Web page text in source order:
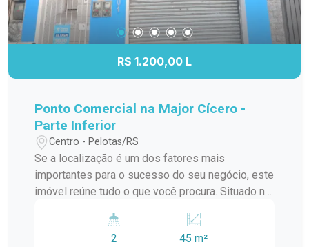
R$ 1.200,00 L
Ponto Comercial na Major Cícero -
Parte Inferior
Centro - Pelotas/RS
Se a localização é um dos fatores mais
importantes para o sucesso do seu negócio, este
imóvel reúne tudo o que você procura. Situado na
este excelente ponto comercial está em uma
região consolidada, com intenso fluxo de
2 45 m²